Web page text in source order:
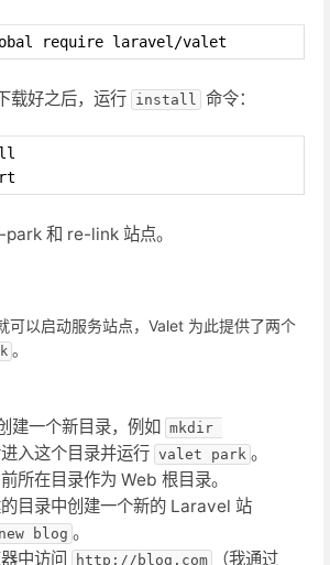
require laravel/valet
载好之后，运行 install 命令：
和 re-link 站点。
可以启动服务站点，Valet 为此提供了两个
。
建一个新目录，例如
mkdir
入这个目录并运行 valet park 。
所在目录作为 Web 根目录。
目录中创建一个新的 Laravel 站
blog 。
中访问
http://blog.com （我通过